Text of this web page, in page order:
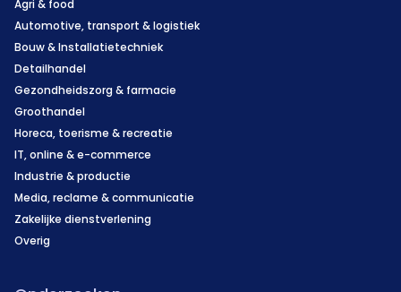
Agri & food
Automotive, transport & logistiek
Bouw & Installatietechniek
Detailhandel
Gezondheidszorg & farmacie
Groothandel
Horeca, toerisme & recreatie
IT, online & e-commerce
Industrie & productie
Media, reclame & communicatie
Zakelijke dienstverlening
Overig